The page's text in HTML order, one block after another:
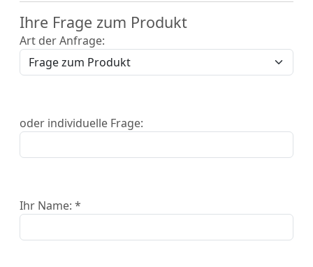
Ihre Frage zum Produkt
Art der Anfrage:
oder individuelle Frage:
Ihr Name: *